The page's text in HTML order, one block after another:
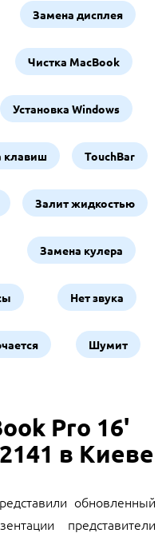
Замена дисплея
Чистка MacBook
Установка Windows
клавиш TouchBar
Залит жидкостью
Замена кулера
Нет звука
Шумит
Pro 16'
в Киеве
обновленный
представители